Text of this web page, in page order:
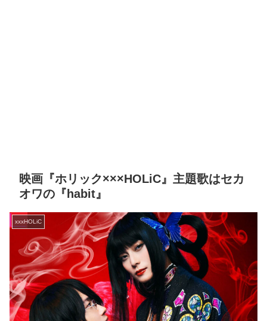
映画『ホリック×××HOLiC』主題歌はセカ
オワの『habit』
xxxHOLiC